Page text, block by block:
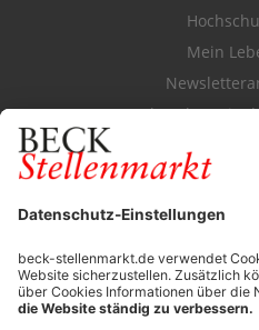
Mein
Durchsuchen Sie
FÜR
Media-